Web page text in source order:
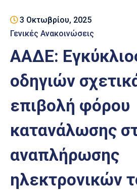
ΓΕΜΗ
Υποστήριξη
Έκθεση
Παραδοσιακών
Επαγγελμάτων
ΕΒΕΠ-
3 Οκτωβρίου, 2025
Γενικές Ανακοινώσεις
ΑΑΔΕ:
οδηγιών
επιβολή φόρου
κατανάλωσης
αναπλήρωσης
ηλεκτρονικών